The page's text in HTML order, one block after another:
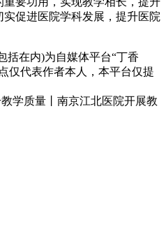
促进医院学科发展，提升医院
括在内)为自媒体平台“丁香
仅代表作者本人，本平台仅提
学质量丨南京江北医院开展教